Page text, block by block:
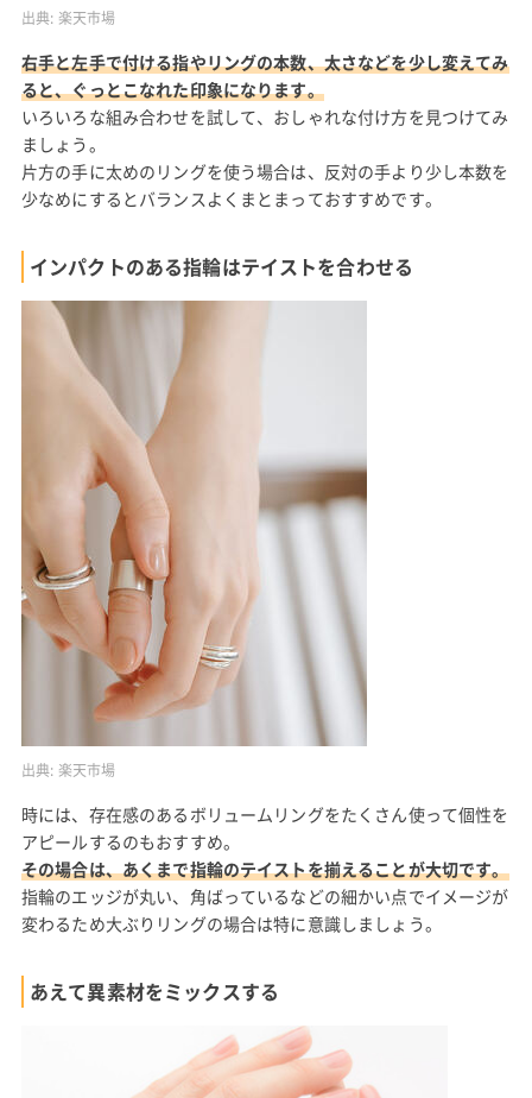
出典: 楽天市場
右手と左手で付ける指やリングの本数、太さなどを少し変えてみ
ると、ぐっとこなれた印象になります。
いろいろな組み合わせを試して、おしゃれな付け方を見つけてみ
ましょう。
片方の手に太めのリングを使う場合は、反対の手より少し本数を
少なめにするとバランスよくまとまっておすすめです。
インパクトのある指輪はテイストを合わせる
出典: 楽天市場
時には、存在感のあるボリュームリングをたくさん使って個性を
アピールするのもおすすめ。
その場合は、あくまで指輪のテイストを揃えることが大切です。
指輪のエッジが丸い、角ばっているなどの細かい点でイメージが
変わるため大ぶりリングの場合は特に意識しましょう。
あえて異素材をミックスする